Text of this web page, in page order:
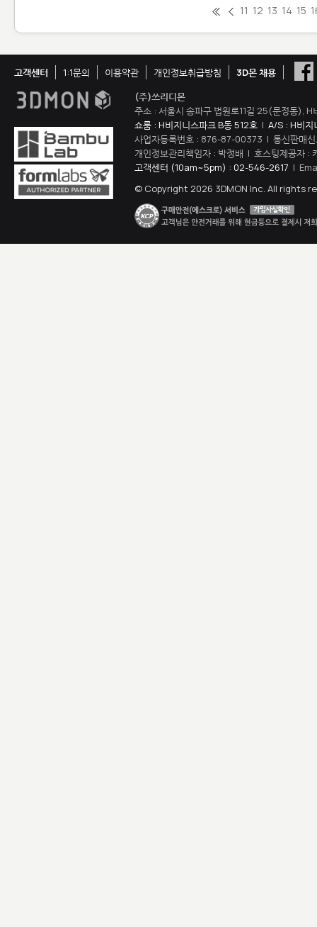
11 12 13 14 15
고객센터 1:1문의 이용약관 개인정보취급방침
3D몬 채용
(주)쓰리디몬
주소 : 서울시 송파구 법원로11길 25(문정동),
쇼룸 : H비지니스파크 B동 512호 | A/S : H비지
사업자등록번호 : 876-87-00373 | 통신판매
개인정보관리책임자 : 박정배 | 호스팅제공자 :
고객센터 (10am~5pm) : 02-546-2617 |
© Copyright 2026 3DMON Inc. All rights